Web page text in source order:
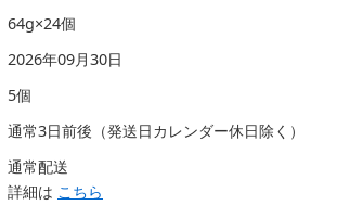
64g×24個
2026年09月30日
5個
通常3日前後（発送日カレンダー休日除く）
通常配送
詳細は こちら